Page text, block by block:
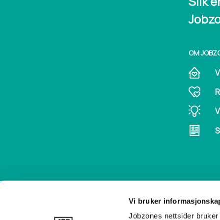
Vi bruker
Jobzones nettsider
OM
FØLG OSS